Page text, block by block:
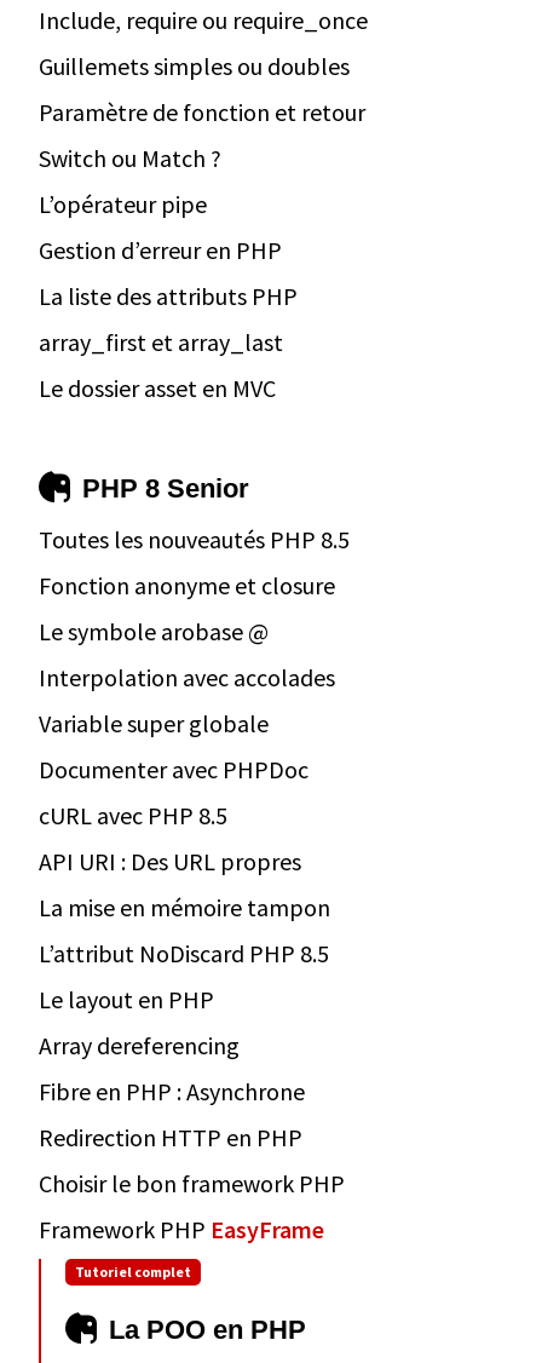
Include, require ou require_once
Guillemets simples ou doubles
Paramètre de fonction et retour
Switch ou Match ?
L’opérateur pipe
Gestion d’erreur en PHP
La liste des attributs PHP
array_first et array_last
Le dossier asset en MVC
PHP 8 Senior
Toutes les nouveautés PHP 8.5
Fonction anonyme et closure
Le symbole arobase @
Interpolation avec accolades
Variable super globale
Documenter avec PHPDoc
cURL avec PHP 8.5
API URI : Des URL propres
La mise en mémoire tampon
L’attribut NoDiscard PHP 8.5
Le layout en PHP
Array dereferencing
Fibre en PHP : Asynchrone
Redirection HTTP en PHP
Choisir le bon framework PHP
Framework PHP EasyFrame
Tutoriel complet
La POO en PHP